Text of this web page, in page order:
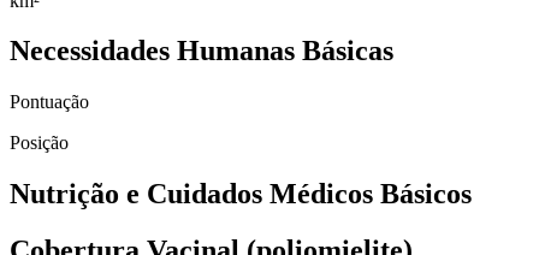
Necessidades Humanas Básicas
Pontuação
Posição
Nutrição e Cuidados Médicos Básicos